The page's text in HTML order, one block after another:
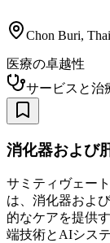
Chon Buri,
医療の卓越性
サービスと治
消化器および
サミティヴェー
は、消化器およ
的なケアを提供
端技術とAIシス